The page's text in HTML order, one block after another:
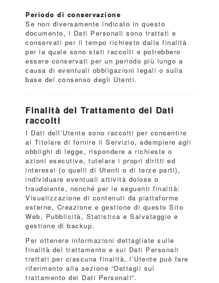
Periodo di conservazione
Se non diversamente indicato in questo
documento, i Dati Personali sono trattati e
conservati per il tempo richiesto dalla finalità
per la quale sono stati raccolti e potrebbero
essere conservati per un periodo più lungo a
causa di eventuali obbligazioni legali o sulla
base del consenso degli Utenti.
Finalità del Trattamento dei Dati
raccolti
I Dati dell’Utente sono raccolti per consentire
al Titolare di fornire il Servizio, adempiere agli
obblighi di legge, rispondere a richieste o
azioni esecutive, tutelare i propri diritti ed
interessi (o quelli di Utenti o di terze parti),
individuare eventuali attività dolose o
fraudolente, nonché per le seguenti finalità:
Visualizzazione di contenuti da piattaforme
esterne, Creazione e gestione di questo Sito
Web, Pubblicità, Statistica e Salvataggio e
gestione di backup.
Per ottenere informazioni dettagliate sulle
finalità del trattamento e sui Dati Personali
trattati per ciascuna finalità, l’Utente può fare
riferimento alla sezione “Dettagli sul
trattamento dei Dati Personali”.